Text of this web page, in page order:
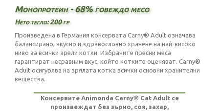
Монопротеин - 68% говеждо месо
Нето тегло: 200 гр
Произведена в Германия консервата Carny® Adult означава
балансирано, вкусно и здравословно хранене на най-високо
ниво за всички зрели котки. Избраните пресни меса
гарантират несравним вкус, който котките оценяват. Carny®
Adult осигурява на зрялата котка всички основни хранителни
вещества.
Консервите Animonda Carny® Cat Adult се
произвеждат без зърно, соя, захар,